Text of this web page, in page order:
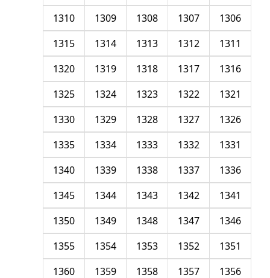
1306
1307
1308
1309
1310
1311
1312
1313
1314
1315
1316
1317
1318
1319
1320
1321
1322
1323
1324
1325
1326
1327
1328
1329
1330
1331
1332
1333
1334
1335
1336
1337
1338
1339
1340
1341
1342
1343
1344
1345
1346
1347
1348
1349
1350
1351
1352
1353
1354
1355
1356
1357
1358
1359
1360